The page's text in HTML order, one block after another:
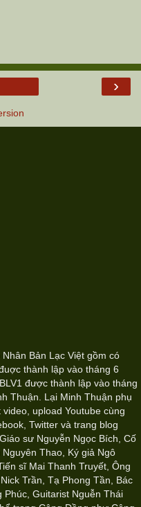
›
Bản Lạc Việt gồm có
thành lập vào tháng 6
được thành lập vào tháng
Thuận. Lại Minh Thuận phụ
upload Youtube cùng
Twitter và trang blog
sư Nguyễn Ngọc Bích, Cố
Thao, Ký giả Ngô
sĩ Mai Thanh Truyết, Ông
Trần, Tạ Phong Tần, Bác
Phúc, Guitarist Nguễn Thái